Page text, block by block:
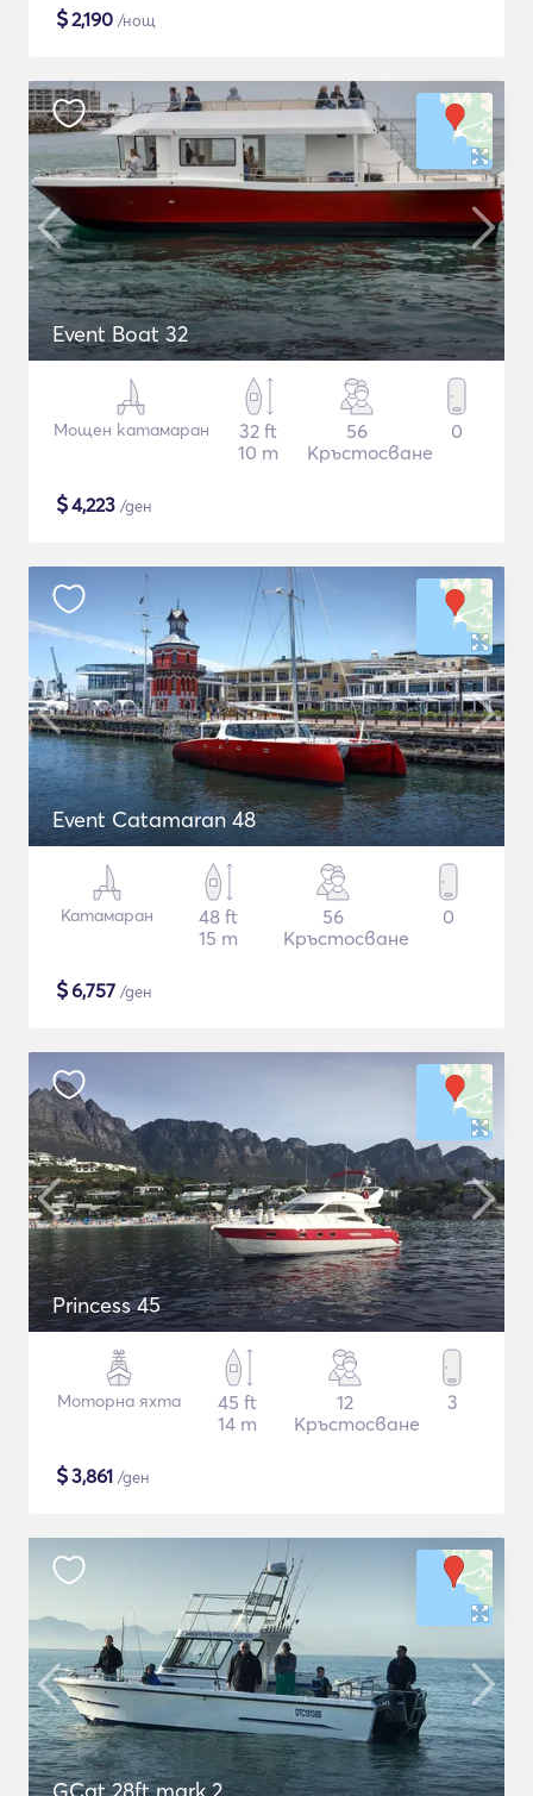
$2,190 /нощ
Event Boat 32
Мощен катамаран
32 ft
10 m
56
Кръстосване
0
$4,223 /ден
Event Catamaran 48
Катамаран
48 ft
15 m
56
Кръстосване
0
$6,757 /ден
Princess 45
Моторна яхта
45 ft
14 m
12
Кръстосване
3
$3,861 /ден